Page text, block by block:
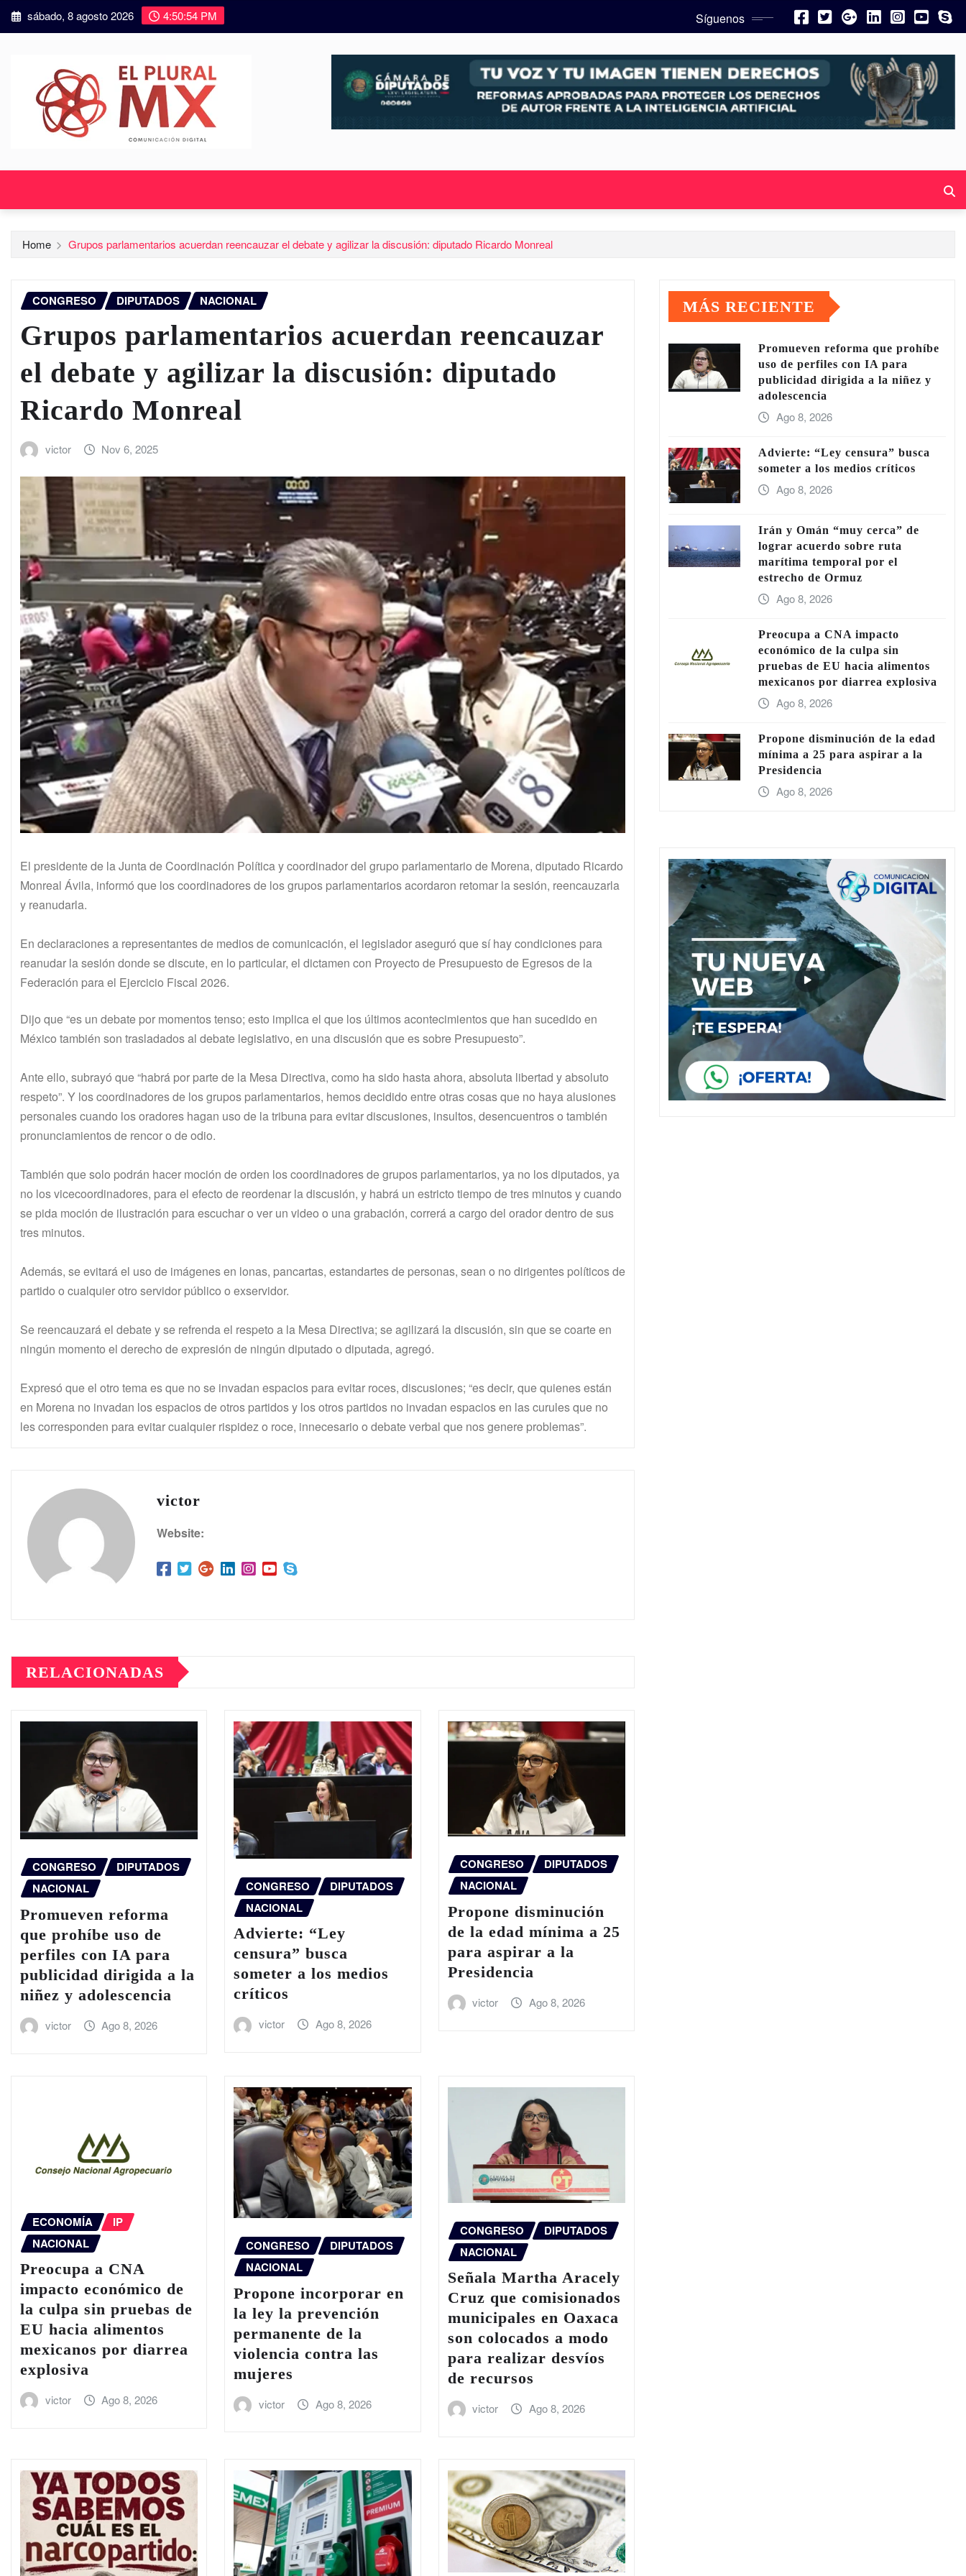
sábado, 8 agosto 2026 4:50:55 PM Síguenos
Home Grupos parlamentarios acuerdan reencauzar el debate y agilizar la discusión: diputado Ricardo Monreal
CONGRESO DIPUTADOS NACIONAL
Grupos parlamentarios acuerdan reencauzar
el debate y agilizar la discusión: diputado
Ricardo Monreal
victor Nov 6, 2025
El presidente de la Junta de Coordinación Política y coordinador del grupo parlamentario de Morena, diputado Ricardo
Monreal Ávila, informó que los coordinadores de los grupos parlamentarios acordaron retomar la sesión, reencauzarla
y reanudarla.
En declaraciones a representantes de medios de comunicación, el legislador aseguró que sí hay condiciones para
reanudar la sesión donde se discute, en lo particular, el dictamen con Proyecto de Presupuesto de Egresos de la
Federación para el Ejercicio Fiscal 2026.
Dijo que “es un debate por momentos tenso; esto implica el que los últimos acontecimientos que han sucedido en
México también son trasladados al debate legislativo, en una discusión que es sobre Presupuesto”.
Ante ello, subrayó que “habrá por parte de la Mesa Directiva, como ha sido hasta ahora, absoluta libertad y absoluto
respeto”. Y los coordinadores de los grupos parlamentarios, hemos decidido entre otras cosas que no haya alusiones
personales cuando los oradores hagan uso de la tribuna para evitar discusiones, insultos, desencuentros o también
pronunciamientos de rencor o de odio.
También que solo podrán hacer moción de orden los coordinadores de grupos parlamentarios, ya no los diputados, ya
no los vicecoordinadores, para el efecto de reordenar la discusión, y habrá un estricto tiempo de tres minutos y cuando
se pida moción de ilustración para escuchar o ver un video o una grabación, correrá a cargo del orador dentro de sus
tres minutos.
Además, se evitará el uso de imágenes en lonas, pancartas, estandartes de personas, sean o no dirigentes políticos de
partido o cualquier otro servidor público o exservidor.
Se reencauzará el debate y se refrenda el respeto a la Mesa Directiva; se agilizará la discusión, sin que se coarte en
ningún momento el derecho de expresión de ningún diputado o diputada, agregó.
Expresó que el otro tema es que no se invadan espacios para evitar roces, discusiones; “es decir, que quienes están
en Morena no invadan los espacios de otros partidos y los otros partidos no invadan espacios en las curules que no
les corresponden para evitar cualquier rispidez o roce, innecesario o debate verbal que nos genere problemas”.
victor
Website:
RELACIONADAS
CONGRESO
DIPUTADOS
NACIONAL
Promueven reforma
que prohíbe uso de
perfiles con IA para
publicidad dirigida a la
niñez y adolescencia
victor Ago 8, 2026
CONGRESO
DIPUTADOS
NACIONAL
Advierte: “Ley
censura” busca
someter a los medios
críticos
victor Ago 8, 2026
CONGRESO
DIPUTADOS
NACIONAL
Propone disminución
de la edad mínima a 25
para aspirar a la
Presidencia
victor Ago 8, 2026
ECONOMÍA
IP
NACIONAL
Preocupa a CNA
impacto económico de
la culpa sin pruebas de
EU hacia alimentos
mexicanos por diarrea
explosiva
victor Ago 8, 2026
CONGRESO
DIPUTADOS
NACIONAL
Propone incorporar en
la ley la prevención
permanente de la
violencia contra las
mujeres
victor Ago 8, 2026
CONGRESO
DIPUTADOS
NACIONAL
Señala Martha Aracely
Cruz que comisionados
municipales en Oaxaca
son colocados a modo
para realizar desvíos
de recursos
victor Ago 8, 2026
MÁS RECIENTE
Promueven reforma que prohíbe
uso de perfiles con IA para
publicidad dirigida a la niñez y
adolescencia
Ago 8, 2026
Advierte: “Ley censura” busca
someter a los medios críticos
Ago 8, 2026
Irán y Omán “muy cerca” de
lograr acuerdo sobre ruta
marítima temporal por el
estrecho de Ormuz
Ago 8, 2026
Preocupa a CNA impacto
económico de la culpa sin
pruebas de EU hacia alimentos
mexicanos por diarrea explosiva
Ago 8, 2026
Propone disminución de la edad
mínima a 25 para aspirar a la
Presidencia
Ago 8, 2026